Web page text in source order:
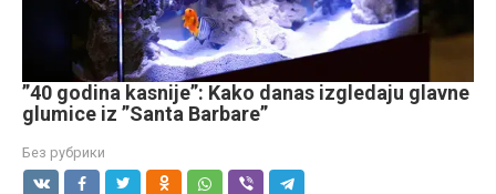
”40 godina kasnije”: Kako danas izgledaju glavne
glumice iz ”Santa Barbare”
Без рубрики